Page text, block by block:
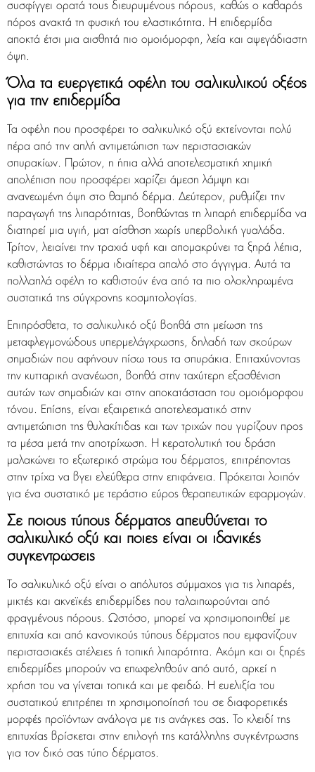
συσφίγγει ορατά τους διευρυμένους πόρους, καθώς ο καθαρός
πόρος ανακτά τη φυσική του ελαστικότητα. Η επιδερμίδα
αποκτά έτσι μια αισθητά πιο ομοιόμορφη, λεία και αψεγάδιαστη
όψη.
Όλα τα ευεργετικά οφέλη του σαλικυλικού οξέος
για την επιδερμίδα
Τα οφέλη που προσφέρει το σαλικυλικό οξύ εκτείνονται πολύ
πέρα από την απλή αντιμετώπιση των περιστασιακών
σπυρακίων. Πρώτον, η ήπια αλλά αποτελεσματική χημική
απολέπιση που προσφέρει χαρίζει άμεση λάμψη και
ανανεωμένη όψη στο θαμπό δέρμα. Δεύτερον, ρυθμίζει την
παραγωγή της λιπαρότητας, βοηθώντας τη λιπαρή επιδερμίδα να
διατηρεί μια υγιή, ματ αίσθηση χωρίς υπερβολική γυαλάδα.
Τρίτον, λειαίνει την τραχιά υφή και απομακρύνει τα ξηρά λέπια,
καθιστώντας το δέρμα ιδιαίτερα απαλό στο άγγιγμα. Αυτά τα
πολλαπλά οφέλη το καθιστούν ένα από τα πιο ολοκληρωμένα
συστατικά της σύγχρονης κοσμητολογίας.
Επιπρόσθετα, το σαλικυλικό οξύ βοηθά στη μείωση της
μεταφλεγμονώδους υπερμελάγχρωσης, δηλαδή των σκούρων
σημαδιών που αφήνουν πίσω τους τα σπυράκια. Επιταχύνοντας
την κυτταρική ανανέωση, βοηθά στην ταχύτερη εξασθένιση
αυτών των σημαδιών και στην αποκατάσταση του ομοιόμορφου
τόνου. Επίσης, είναι εξαιρετικά αποτελεσματικό στην
αντιμετώπιση της θυλακίτιδας και των τριχών που γυρίζουν προς
τα μέσα μετά την αποτρίχωση. Η κερατολυτική του δράση
μαλακώνει το εξωτερικό στρώμα του δέρματος, επιτρέποντας
στην τρίχα να βγει ελεύθερα στην επιφάνεια. Πρόκειται λοιπόν
για ένα συστατικό με τεράστιο εύρος θεραπευτικών εφαρμογών.
Σε ποιους τύπους δέρματος απευθύνεται το
σαλικυλικό οξύ και ποιες είναι οι ιδανικές
συγκεντρώσεις
Το σαλικυλικό οξύ είναι ο απόλυτος σύμμαχος για τις λιπαρές,
μικτές και ακνεϊκές επιδερμίδες που ταλαιπωρούνται από
φραγμένους πόρους. Ωστόσο, μπορεί να χρησιμοποιηθεί με
επιτυχία και από κανονικούς τύπους δέρματος που εμφανίζουν
περιστασιακές ατέλειες ή τοπική λιπαρότητα. Ακόμη και οι ξηρές
επιδερμίδες μπορούν να επωφεληθούν από αυτό, αρκεί η
χρήση του να γίνεται τοπικά και με φειδώ. Η ευελιξία του
συστατικού επιτρέπει τη χρησιμοποίησή του σε διαφορετικές
μορφές προϊόντων ανάλογα με τις ανάγκες σας. Το κλειδί της
επιτυχίας βρίσκεται στην επιλογή της κατάλληλης συγκέντρωσης
για τον δικό σας τύπο δέρματος.